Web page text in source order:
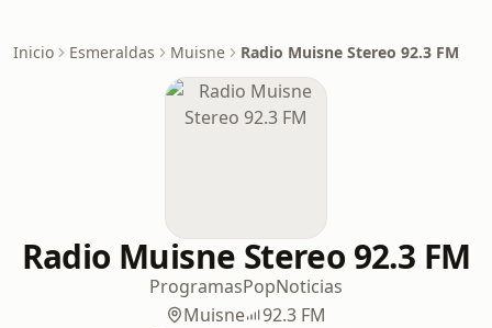
Inicio Esmeraldas Muisne Radio Muisne Stereo 92.3 FM
Radio Muisne Stereo 92.3 FM
ProgramasPopNoticias
Muisne
92.3 FM